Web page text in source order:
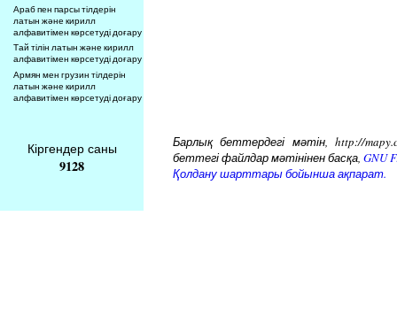
Араб пен парсы тілдерін
латын және кирилл
алфавитімен көрсетуді доғару
Тай тілін латын және кирилл
алфавитімен көрсетуді доғару
Армян мен грузин тілдерін
латын және кирилл
алфавитімен көрсетуді доғару
Кіргендер саны
9128
Барлық беттердегі мәтін, http://
беттегі файлдар мәтінінен басқа, GNU
Қолдану шарттары бойынша ақпарат.